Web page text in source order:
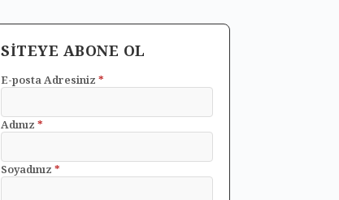
SİTEYE ABONE OL
E-posta Adresiniz*
Adınız*
Soyadınız*